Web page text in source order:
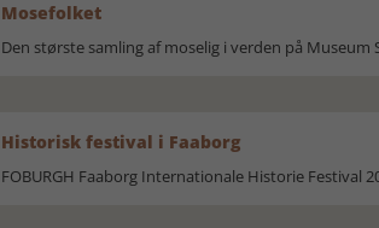
Mosefolket
Den største samling af moselig i verden på Museum
Historisk festival i Faaborg
FOBURGH Faaborg Internationale Historie Festival